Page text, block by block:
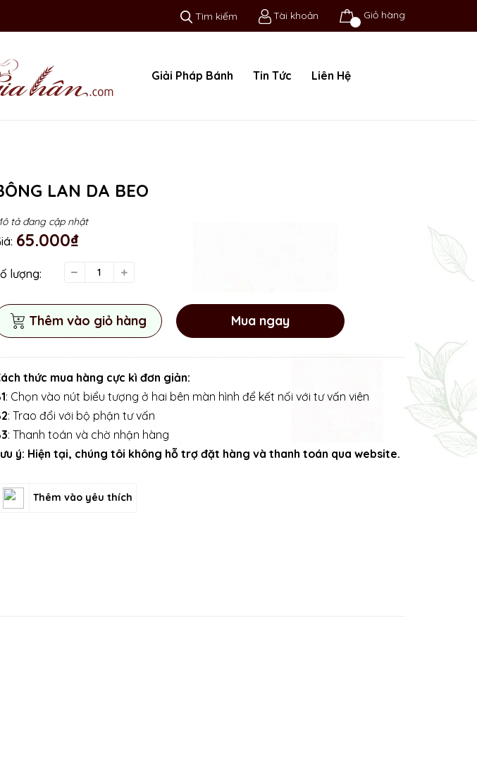
Tìm kiếm Tài khoản Giỏ hàng
Giải Pháp Bánh Tin Tức Liên Hệ
LAN DA BEO
tả đang cập nhật
65.000₫
lượng:
Thêm vào giỏ hàng Mua ngay
thức mua hàng cực kì đơn giản:
: Chọn vào nút biểu tượng ở hai bên màn hình để kết nối với tư vấn viên
: Trao đổi với bộ phận tư vấn
: Thanh toán và chờ nhận hàng
ý: Hiện tại, chúng tôi không hỗ trợ đặt hàng và thanh toán qua website.
Thêm vào yêu thích